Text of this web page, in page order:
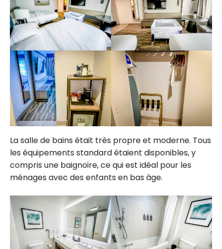
La salle de bains était très propre et moderne. Tous
les équipements standard étaient disponibles, y
compris une baignoire, ce qui est idéal pour les
ménages avec des enfants en bas âge.